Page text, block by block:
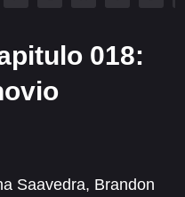
Maite Perroni
Anahí
018:
Saavedra, Brandon